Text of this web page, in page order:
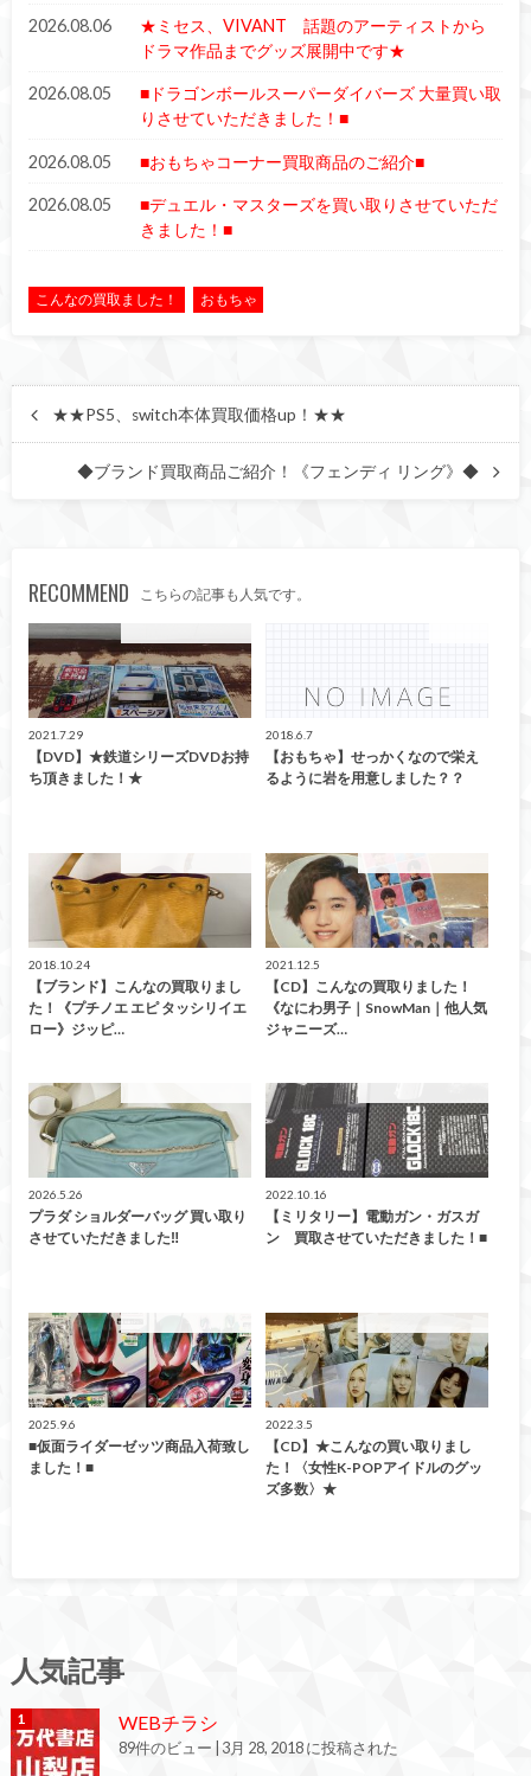
2026.08.06
★ミセス、VIVANT 話題のアーティストから
ドラマ作品までグッズ展開中です★
2026.08.05
■ドラゴンボールスーパーダイバーズ 大量買い取
りさせていただきました！■
2026.08.05 ■おもちゃコーナー買取商品のご紹介■
2026.08.05
■デュエル・マスターズを買い取りさせていただ
きました！■
こんなの買取ました！ おもちゃ
★★PS5、switch本体買取価格up！★★
◆ブランド買取商品ご紹介！《フェンディ リング》◆
RECOMMEND こちらの記事も人気です。
2021.7.29
【DVD】★鉄道シリーズDVDお持
ち頂きました！★
2018.6.7
【おもちゃ】せっかくなので栄え
るように岩を用意しました？？
2018.10.24
【ブランド】こんなの買取りまし
た！《プチノエ エピ タッシリイエ
ロー》ジッピ…
2021.12.5
【CD】こんなの買取りました！
《なにわ男子｜SnowMan｜他人気
ジャニーズ…
2026.5.26
プラダ ショルダーバッグ 買い取り
させていただきました‼︎
2022.10.16
【ミリタリー】電動ガン・ガスガ
ン 買取させていただきました！■
2025.9.6
■仮面ライダーゼッツ商品入荷致し
ました！■
2022.3.5
【CD】★こんなの買い取りまし
た！〈女性K-POPアイドルのグッ
ズ多数〉★
人気記事
WEBチラシ
89件のビュー 3月 28, 2018 に投稿された